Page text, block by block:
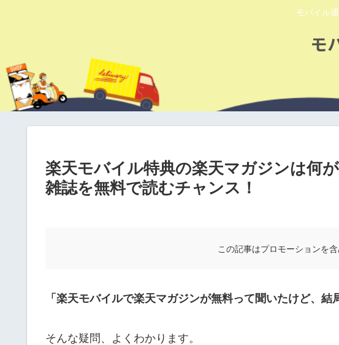
モバイル
楽天モバイル特典の楽天マガジンは何
雑誌を無料で読むチャンス！
この記事はプロモーションを
「楽天モバイルで楽天マガジンが無料って聞いたけど、結
そんな疑問、よくわかります。